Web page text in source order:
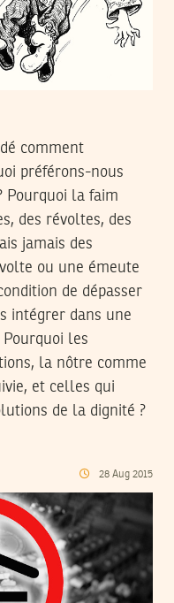
comment
préférons-nous
Pourquoi la faim
des révoltes, des
jamais des
ou une émeute
de dépasser
intégrer dans une
les
la nôtre comme
et celles qui
de la dignité ?
28 Aug 2015